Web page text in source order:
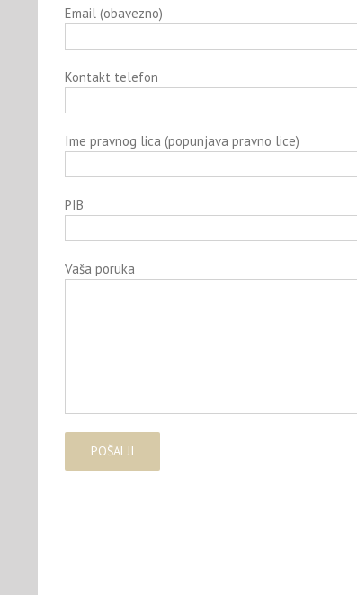
Email (obavezno)
Kontakt telefon
Ime pravnog lica (popunjava pravno lice)
PIB
Vaša poruka